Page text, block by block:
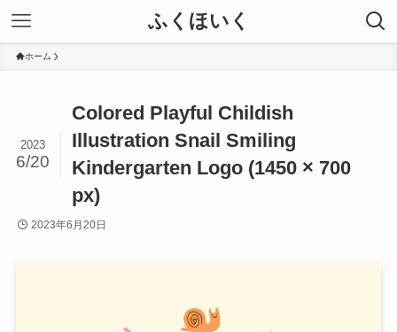
ふくほいく
ホーム
Colored Playful Childish
Illustration Snail Smiling
Kindergarten Logo (1450 × 700
px)
2023
6/20
2023年6月20日